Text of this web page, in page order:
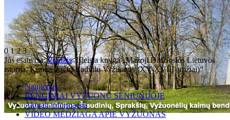
0123
Jūs esate čia:Pradžia Išleista knyga „Mažoji Didžiosios Lietuvos
istorija. Kunigaikščių Radvilų Vyžuonos (XV-XVIII amžiai)“
Naujienos
RENGINIAI VYŽUONŲ SENIŪNIJOJE
Aktuali informacija
VIDEO MEDŽIAGA APIE VYŽUONAS